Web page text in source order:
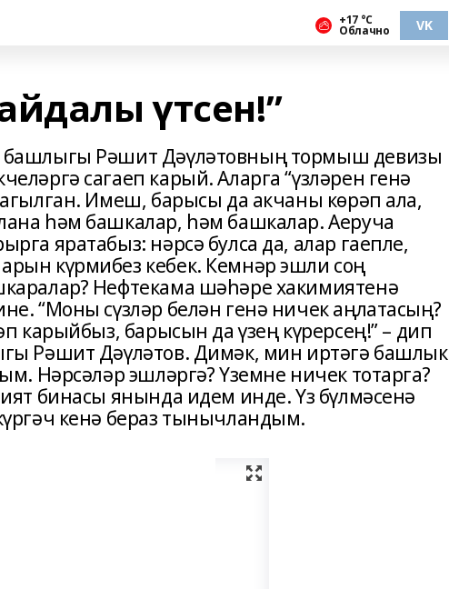
+17 °С
Облачно VK
үтсен!”
башлыгы Рәшит Дәүләтовның тормыш девизы
сагаеп карый. Аларга “үзләрен генә
Имеш, барысы да акчаны көрәп ала,
һәм башкалар, һәм башкалар. Аеруча
яратабыз: нәрсә булса да, алар гаепле,
күрмибез кебек. Кемнәр эшли соң
Нефтекама шәһәре хакимиятенә
“Моны сүзләр белән генә ничек аңлатасың?
карыйбыз, барысын да үзең күрерсең!” – дип
Рәшит Дәүләтов. Димәк, мин иртәгә башлык
Нәрсәләр эшләргә? Үземне ничек тотарга?
бинасы янында идем инде. Үз бүлмәсенә
кенә бераз тынычландым.